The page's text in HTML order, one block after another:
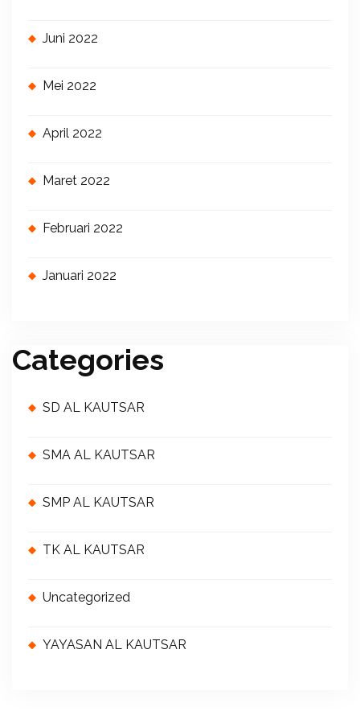
Juni 2022
Mei 2022
April 2022
Maret 2022
Februari 2022
Januari 2022
Categories
SD AL KAUTSAR
SMA AL KAUTSAR
SMP AL KAUTSAR
TK AL KAUTSAR
Uncategorized
YAYASAN AL KAUTSAR